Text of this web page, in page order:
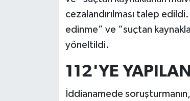
cezalandırılması talep
edinme” ve “suçtan
yöneltildi.
112'YE
İddianamede